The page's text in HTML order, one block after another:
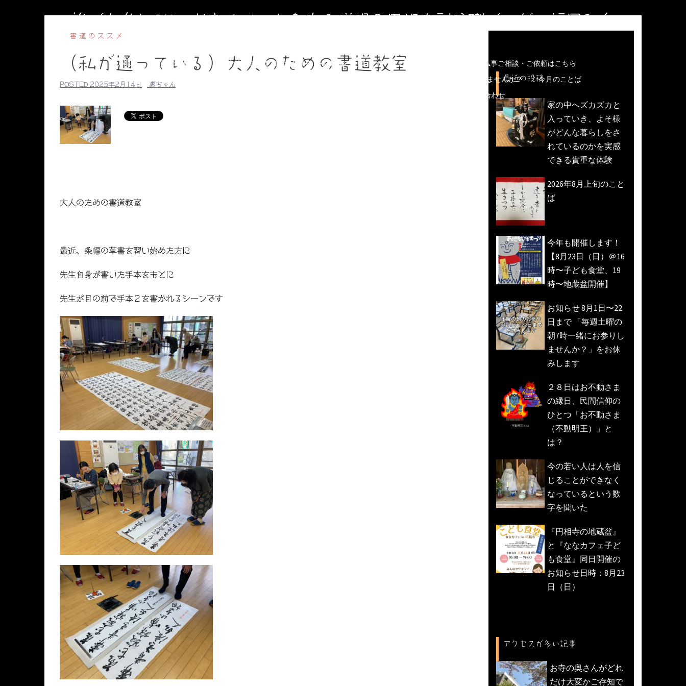
誰でも参加OKのお寺イベントを作る僧侶＆円相寺副住職ブログ＠福岡和白
HOME 副住職のブログ 円相寺第２納骨堂加入者募集中（令和8年９月１日オープン）
法事、葬儀などの仏事ご相談・ご依頼はこちら
【毎週土曜】朝7時一緒にお祈り(木魚活動)しませんか？
今月のことば
副住職 裏辻正之への問い合わせ
書道のススメ
（私が通っている）大人のための書道教室
POSTED 2025年2月14日 裏ちゃん
大人のための書道教室
最近、条幅の草書を習い始めた方に
先生自身が書いた手本をもとに
先生が目の前で手本２を書かれるシーンです
最近の投稿
家の中へズカズカと
入っていき、よそ様
がどんな暮らしをさ
れているのかを実感
できる貴重な体験
2026年8月上旬のこと
ば
今年も開催します！
【8月23日（日）＠16
時〜子ども食堂、19
時〜地蔵盆開催】
お知らせ 8月1日〜22
日まで 「毎週土曜の
朝7時一緒にお参りし
ませんか？」をお休
みします
２８日はお不動さま
の縁日、民間信仰の
ひとつ「お不動さま
（不動明王）」と
は？
今の若い人は人を信
じることができなく
なっているという数
字を聞いた
『円相寺の地蔵盆』
と『ななカフェ子ど
も食堂』同日開催の
お知らせ日時：8月23
日（日）
アクセスが多い記事
お寺の奥さんがどれ
だけ大変かご存知で